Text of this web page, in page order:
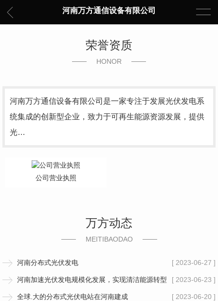
河南万方通信设备有限公司
荣誉资质
HONOR
河南万方通信设备有限公司是一家专注于发展光伏发电系
统集成的创新型企业，致力于可再生能源资源发展，提供
光…
公司营业执照
万方动态
MEITIBAODAO
[ 2023-06-27 ]
河南分布式光伏发电
[ 2023-06-23 ]
河南加速光伏发电规模化发展，实现清洁能源转型
[ 2023-06-20 ]
全球.大的分布式光伏电站在河南建成